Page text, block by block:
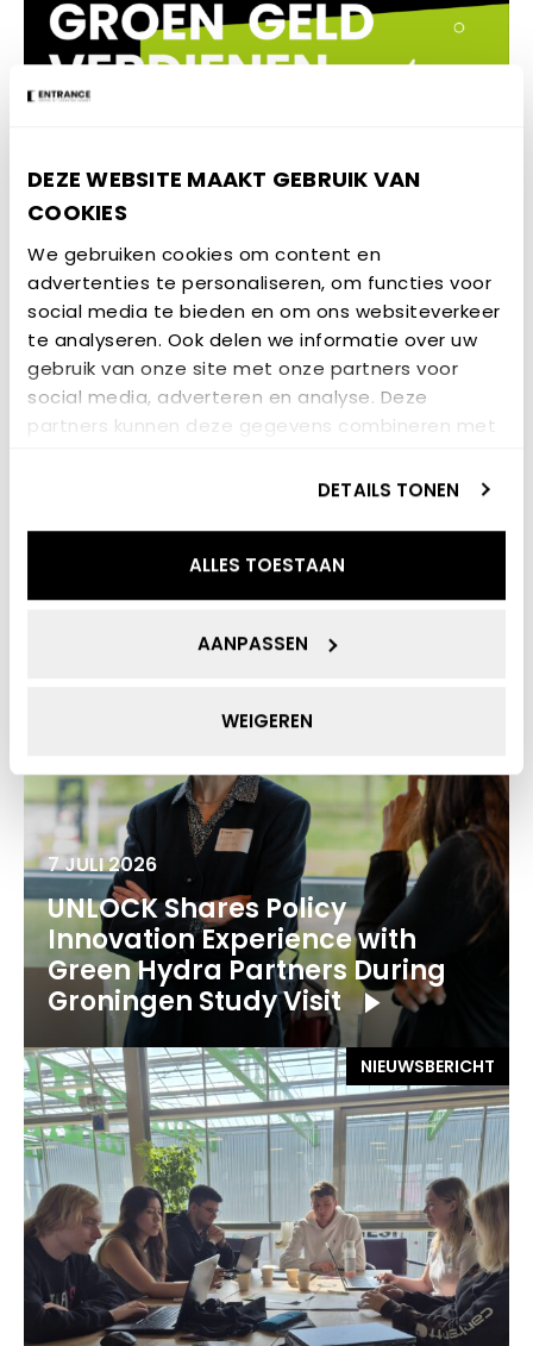
DEZE WEBSITE MAAKT GEBRUIK VAN
COOKIES
We gebruiken cookies om content en
advertenties te personaliseren, om functies voor
social media te bieden en om ons websiteverkeer
te analyseren. Ook delen we informatie over uw
gebruik van onze site met onze partners voor
social media, adverteren en analyse. Deze
partners kunnen deze gegevens combineren met
die ze hebben verzameld op basis van uw gebruik
DETAILS TONEN
ALLES TOESTAAN
AANPASSEN
WEIGEREN
GERELATEERD NIEUWS
7 JULI 2026
UNLOCK Shares Policy
Innovation Experience with
Green Hydra Partners During
Groningen Study Visit
NIEUWSBERICHT